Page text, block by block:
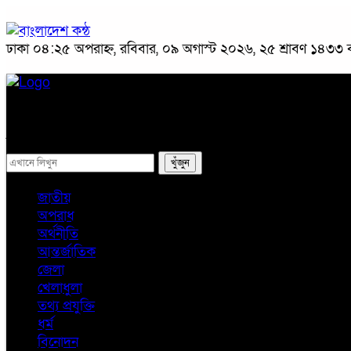
ঢাকা ০৪:২৫ অপরাহ্ন, রবিবার, ০৯ অগাস্ট ২০২৬, ২৫ শ্রাবণ ১৪৩৩
জাতীয়
অপরাধ
অর্থনীতি
আন্তর্জাতিক
জেলা
খেলাধুলা
তথ্য প্রযুক্তি
ধর্ম
বিনোদন